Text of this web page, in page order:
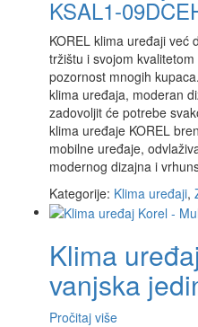
KSAL1-
KOREL klima uređaji već
tržištu i svojom
pozornost mnogih
klima uređaja, moderan
zadovoljit će potrebe
klima uređaje KOREL
mobilne uređaje,
modernog dizajna i
Kategorije: Klima uređaji,
Klima
vanjska
Pročitaj više